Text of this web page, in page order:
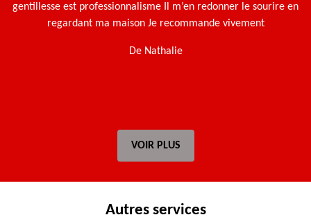
gentillesse est professionnalisme Il m’en redonner le sourire en
regardant ma maison Je recommande vivement
De Nathalie
VOIR PLUS
Autres services